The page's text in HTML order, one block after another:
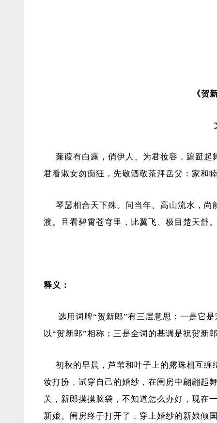
《贺
蒹葭有白露，俏伊人、为君妆容，蹁跹
君看淑女勿痴狂，先敬酒敬茶拜岳父：家和
琴瑟相合天下殊。问当年、高山流水，尚
渡。且看碧霄苍穹里，比翼飞、极目楚天舒
释义：
选用词牌“贺新郎”有三层意思：一是它是
以“贺新郎”相称；三是全词的基调是祝贺新
初秋的早晨，芦苇和叶子上的露珠相互缠
妆打扮，试穿自己的婚纱，在闺房中翩翩起
关，新郎摸摸脑袋，不知道怎么办好，现在
新娘。闺房终于打开了，穿上婚纱的新娘倾